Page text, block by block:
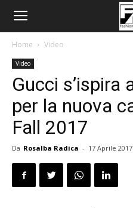
Home Video
Video
Gucci s’ispira
per la nuova
Fall 2017
Da Rosalba Radica - 17 Aprile 2017